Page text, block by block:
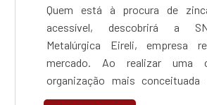
Quem está à procura de
acessível, descobrirá a
Metalúrgica Eireli, empresa
mercado. Ao realizar uma
organização mais conceituada
cliente contará com serviços de